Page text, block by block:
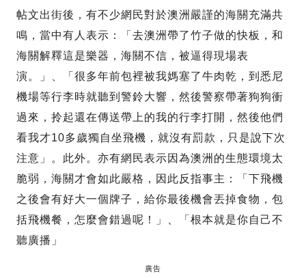
帖文出街後，有不少網民對於澳洲嚴謹的海關充滿共
鳴，當中有人表示：「去澳洲帶了竹子做的快板，和
海關解釋這是樂器，海關不信，被逼得現場表
演。」、「很多年前包裡被我媽塞了牛肉乾，到悉尼
機場等行李時就聽到警鈴大響，然後警察帶著狗狗衝
過來，拎起還在傳送帶上的我的行李打開，然後他們
看我才10多歲獨自坐飛機，就沒有罰款，只是說下次
注意」。此外。亦有網民表示因為澳洲的生態環境太
脆弱，海關才會如此嚴格，因此反指事主：「下飛機
之後會有好大一個牌子，給你最後機會丟掉食物，包
括飛機餐，怎麼會錯過呢！」、「根本就是你自己不
聽廣播」
廣告